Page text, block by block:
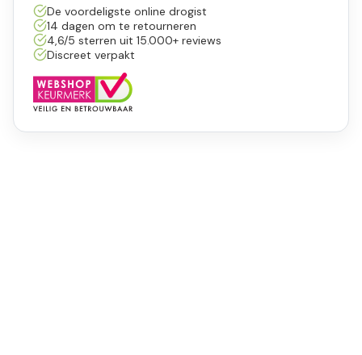
De voordeligste online drogist
14 dagen om te retourneren
4,6/5 sterren uit 15.000+ reviews
Discreet verpakt